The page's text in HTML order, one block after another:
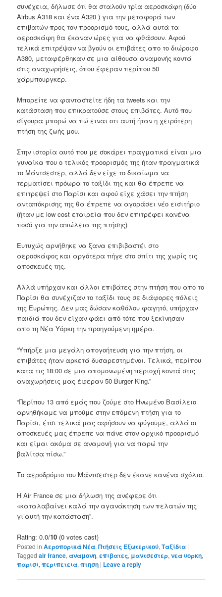
συνέχεια, δήλωσε ότι θα σταλούν τρία αεροσκάφη (δύο
Airbus Α318 και ένα Α320 ) για την μεταφορά των
επιβατών προς τον προορισμό τους, αλλά αυτά τα
αεροσκάφη θα έκαναν ώρες για να φθάσουν.Αφού
τελικά επιτρέψαν να βγούν οι επιβάτες απο το διώροφο
A380, μεταφέρθηκαν σε μια αίθουσα αναμονής κοντά
στις αναχωρήσεις, όπου έφεραν περίπου 50
χάρμπουργκερ.
Μπορείτε να φανταστείτε ήδη τα tweets και την
κατάσταση που επικρατούσε στους επιβάτες.Αυτό που
σίγουρα μπορώ να πώ ειναι οτι αυτή ήταν η χειρότερη
πτήση της ζωής μου.
Στην ιστορία αυτό που με σοκάρει πραγματικά είναι μια
γυναίκα που ο τελικός προορισμός της ήταν πραγματικά
το Μάντσεστερ, αλλά δεν είχε το δικαίωμα να
τερματίσει πρόωρα το ταξίδι της και θα έπρεπε να
επιτρεψεί στο Παρίσι και αφού είχε χάσει την πτήση
ανταπόκρισης της θα έπρεπε να αγοράσει νέο εισιτήριο
(ήταν με low cost εταιρεία που δεν επιτρέφει κανένα
ποσό για την απώλεια της πτήσης)
Ευτυχώς αρνήθηκε να ξανα επιβιβαστέι στο
αεροσκάφος και αργότερα πήγε στο σπίτι της χωρίς τις
αποσκευές της.
Αλλά υπήρχαν και άλλοι επιβάτες στην πτήση που απο το
Παρίσι θα συνέχιζαν το ταξίδι τους σε διάφορες πόλεις
της Ευρώπης.Δεν μας δώσαν καθόλου φαγητό, υπήρχαν
παιδιά που δεν είχαν φάει από τότε που ξεκίνησαν
απο τη Νέα Υόρκη την προηγούμενη ημέρα.
“Υπήρξε μια μεγάλη απογοήτευση για την πτήση, οι
επιβάτες ήταν αρκετά δυσαρεστημένοι.Τελικά, περίπου
κατα τις 18:00 σε μια απομονωμένη περιοχή κοντά στις
αναχωρήσεις μας έφεραν 50 Burger King.”
“Περίπου 13 από εμάς που ζούμε στο Ηνωμένο Βασίλειο
αρνηθήκαμε να μπούμε στην επόμενη πτήση για το
Παρίσι, έτσι τελικά μας αφήσουν να φύγουμε, αλλά οι
αποσκευές μας έπρεπε να πάνε στον αρχικό προορισμό
και είμαι ακόμα σε αναμονή για να παρώ την
βαλίτσα πίσω.”
Το αεροδρόμιο του Μάντσεστερ δεν έκανε κανένα σχόλιο.
Η Air France σε μια δήλωση της ανέφερε ότι
«καταλαβαίνει καλά την αγανάκτηση των πελατών της
γι’αυτή την κατάσταση”.
Rating: 0.0/10 (0 votes cast)
Posted in Αεροπορικά Νέα,Πτήσεις Εξωτερικού,Ταξίδια |
Tagged air france,αναμονη,επιβατες, μαντσεστερ,νεα υορκη,
παρισι,περιπετεια,πτηση | Leave a reply